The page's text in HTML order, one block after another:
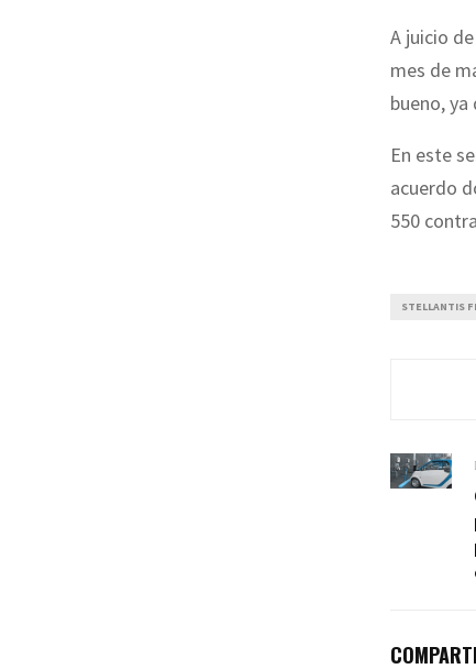
A juicio
mes de
bueno,
En este
acuerdo
550
STELLANTIS